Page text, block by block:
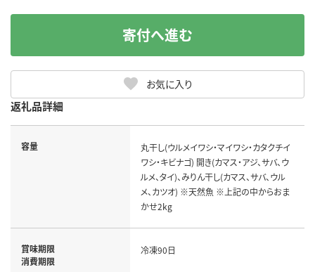
お気に入り
寄付へ進む
返礼品詳細
容量
丸干し(ウルメイワシ・マイワシ・カタクチイ
ワシ・キビナゴ) 開き(カマス・アジ、サバ、ウ
ルメ、タイ)、みりん干し(カマス、サバ、ウル
メ、カツオ) ※天然魚 ※上記の中からおま
かせ2kg
賞味期限
消費期限
冷凍90日